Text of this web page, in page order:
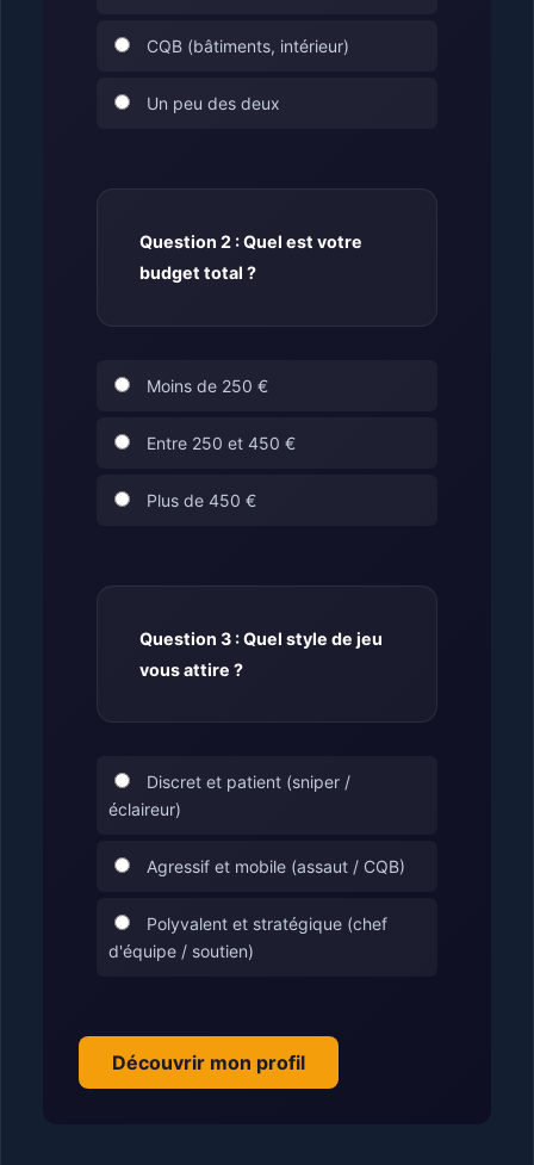
CQB (bâtiments, intérieur)
Un peu des deux
Question 2 : Quel est votre
budget total ?
Moins de 250 €
Entre 250 et 450 €
Plus de 450 €
Question 3 : Quel style de jeu
vous attire ?
Discret et patient (sniper /
éclaireur)
Agressif et mobile (assaut / CQB)
Polyvalent et stratégique (chef
d'équipe / soutien)
Découvrir mon profil